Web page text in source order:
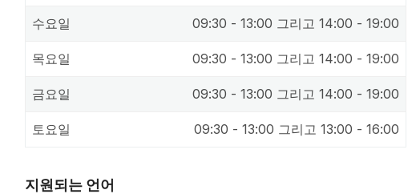
수요일 09:30 - 13:00 그리고 14:00 - 19:00
목요일 09:30 - 13:00 그리고 14:00 - 19:00
금요일 09:30 - 13:00 그리고 14:00 - 19:00
토요일 09:30 - 13:00 그리고 13:00 - 16:00
지원되는 언어